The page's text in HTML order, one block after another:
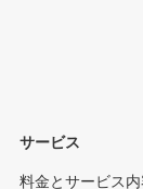
サービス
料金とサービス内